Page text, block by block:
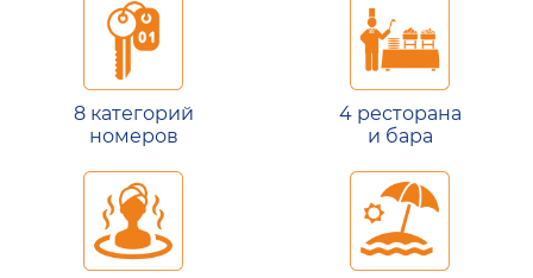
8 категорий
номеров
4 ресторана
и бара